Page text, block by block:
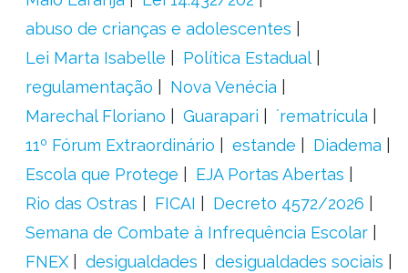
abuso de crianças e adolescentes
Lei Marta Isabelle
Política Estadual
regulamentação
Nova Venécia
Marechal Floriano
Guarapari
´rematrícula
11º Fórum Extraordinário
estande
Diadema
Escola que Protege
EJA Portas Abertas
Rio das Ostras
FICAI
Decreto 4572/2026
Semana de Combate à Infrequência Escolar
FNEX
desigualdades
desigualdades sociais